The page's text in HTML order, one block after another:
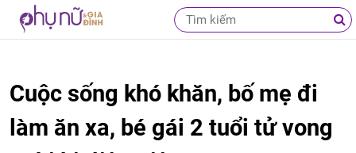
Cuộc sống khó khăn, bố mẹ đi
làm ăn xa, bé gái 2 tuổi tử vong